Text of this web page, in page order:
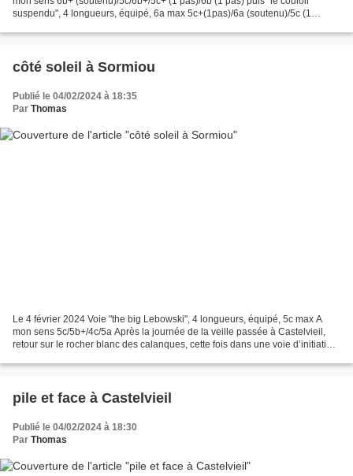
suspendu", 4 longueurs, équipé, 6a max 5c+(1pas)/6a (soutenu)/5c (1
côté soleil à Sormiou
Publié le 04/02/2024 à 18:35
Par Thomas
Le 4 février 2024 Voie "the big Lebowski", 4 longueurs, équipé, 5c max A
mon sens 5c/5b+/4c/5a Après la journée de la veille passée à Castelvieil,
retour sur le rocher blanc des calanques, cette fois dans une voie d’initiation
pile et face à Castelvieil
Publié le 04/02/2024 à 18:30
Par Thomas